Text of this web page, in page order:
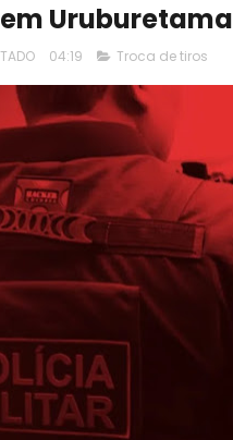
Uruburetama
04:19 Troca de tiros